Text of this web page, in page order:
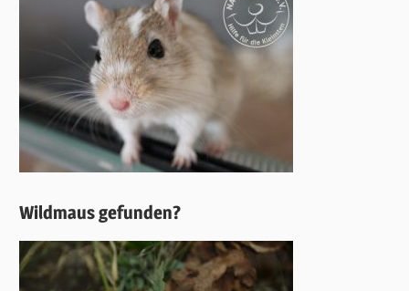
Wildmaus gefunden?